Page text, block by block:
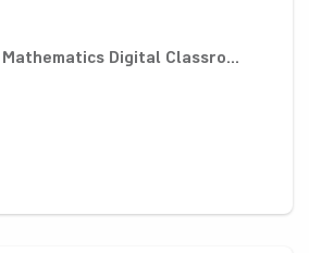
Digital Classro...